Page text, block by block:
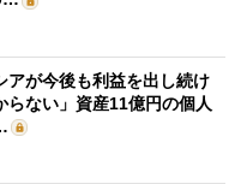
アが今後も利益を出し続け
らない」資産11億円の個人